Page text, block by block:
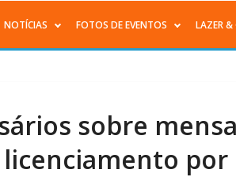
NOTÍCIAS FOTOS DE EVENTOS LAZER &
sobre
por